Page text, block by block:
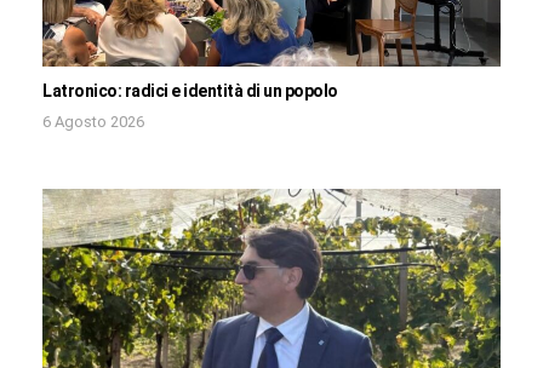
Latronico: radici e identità di un popolo
6 Agosto 2026